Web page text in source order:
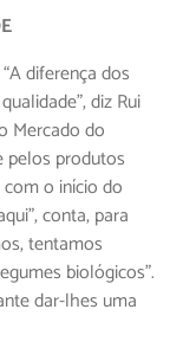
diferença dos
diz Rui
Mercado do
pelos produtos
o início do
conta, para
tentamos
biológicos”.
dar-lhes uma